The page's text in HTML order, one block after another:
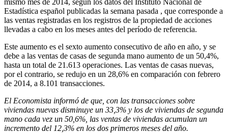
mismo mes de 2014, según los datos del Instituto Nacional de
Estadística español publicadas la semana pasada , que corresponde a
las ventas registradas en los registros de la propiedad de acciones
llevadas a cabo en los meses antes del período de referencia.
Este aumento es el sexto aumento consecutivo de año en año, y se
debe a las ventas de casas de segunda mano aumento de un 50,4%,
hasta un total de 21.613 operaciones. Las ventas de casas nuevas,
por el contrario, se redujo en un 28,6% en comparación con febrero
de 2014, a 8.101 transacciones.
El Economista informó de que, con las transacciones sobre
viviendas nuevas disminuye un 33,3% y los de viviendas de segunda
mano cada vez un 50,6%, las ventas de viviendas acumulan un
incremento del 12,3% en los dos primeros meses del año.